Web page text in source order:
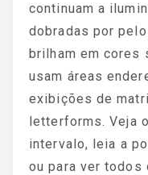
continuam a
dobradas por
brilham em cores
usam áreas
exibições de
letterforms. Veja
intervalo, leia a
ou para ver